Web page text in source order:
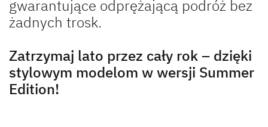
gwarantujące odprężającą podróż bez
żadnych trosk.
Zatrzymaj lato przez cały rok – dzięki
stylowym modelom w wersji Summer
Edition!